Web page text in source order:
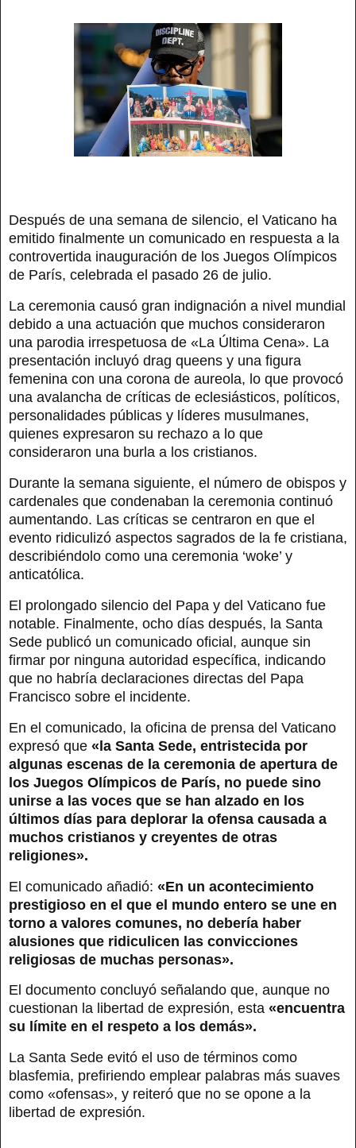
Después de una semana de silencio, el Vaticano ha
emitido finalmente un comunicado en respuesta a la
controvertida inauguración de los Juegos Olímpicos
de París, celebrada el pasado 26 de julio.
La ceremonia causó gran indignación a nivel mundial
debido a una actuación que muchos consideraron
una parodia irrespetuosa de «La Última Cena». La
presentación incluyó drag queens y una figura
femenina con una corona de aureola, lo que provocó
una avalancha de críticas de eclesiásticos, políticos,
personalidades públicas y líderes musulmanes,
quienes expresaron su rechazo a lo que
consideraron una burla a los cristianos.
Durante la semana siguiente, el número de obispos y
cardenales que condenaban la ceremonia continuó
aumentando. Las críticas se centraron en que el
evento ridiculizó aspectos sagrados de la fe cristiana,
describiéndolo como una ceremonia ‘woke’ y
anticatólica.
El prolongado silencio del Papa y del Vaticano fue
notable. Finalmente, ocho días después, la Santa
Sede publicó un comunicado oficial, aunque sin
firmar por ninguna autoridad específica, indicando
que no habría declaraciones directas del Papa
Francisco sobre el incidente.
En el comunicado, la oficina de prensa del Vaticano
expresó que «la Santa Sede, entristecida por
algunas escenas de la ceremonia de apertura de
los Juegos Olímpicos de París, no puede sino
unirse a las voces que se han alzado en los
últimos días para deplorar la ofensa causada a
muchos cristianos y creyentes de otras
religiones».
El comunicado añadió: «En un acontecimiento
prestigioso en el que el mundo entero se une en
torno a valores comunes, no debería haber
alusiones que ridiculicen las convicciones
religiosas de muchas personas».
El documento concluyó señalando que, aunque no
cuestionan la libertad de expresión, esta «encuentra
su límite en el respeto a los demás».
La Santa Sede evitó el uso de términos como
blasfemia, prefiriendo emplear palabras más suaves
como «ofensas», y reiteró que no se opone a la
libertad de expresión.